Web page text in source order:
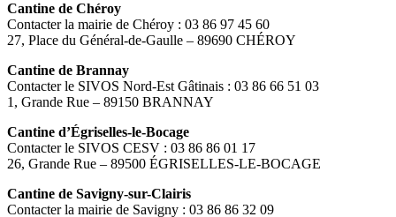
Cantine de Chéroy
Contacter la mairie de Chéroy : 03 86 97 45 60
27, Place du Général-de-Gaulle – 89690 CHÉROY
Cantine de Brannay
Contacter le SIVOS Nord-Est Gâtinais : 03 86 66 51 03
1, Grande Rue – 89150 BRANNAY
Cantine d’Égriselles-le-Bocage
Contacter le SIVOS CESV : 03 86 86 01 17
26, Grande Rue – 89500 ÉGRISELLES-LE-BOCAGE
Cantine de Savigny-sur-Clairis
Contacter la mairie de Savigny : 03 86 86 32 09